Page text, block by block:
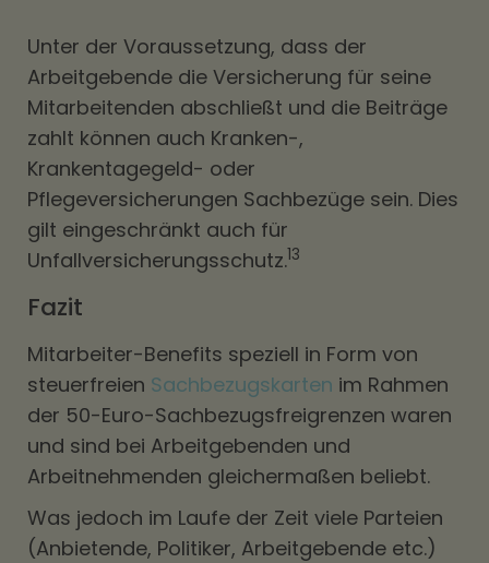
Unter der Voraussetzung, dass der
Arbeitgebende die Versicherung für seine
Mitarbeitenden abschließt und die Beiträge
zahlt können auch Kranken-,
Krankentagegeld- oder
Pflegeversicherungen Sachbezüge sein. Dies
gilt eingeschränkt auch für
Unfallversicherungsschutz.13
Fazit
Mitarbeiter-Benefits speziell in Form von
steuerfreien Sachbezugskarten im Rahmen
der 50-Euro-Sachbezugsfreigrenzen waren
und sind bei Arbeitgebenden und
Arbeitnehmenden gleichermaßen beliebt.
Was jedoch im Laufe der Zeit viele Parteien
(Anbietende, Politiker, Arbeitgebende etc.)